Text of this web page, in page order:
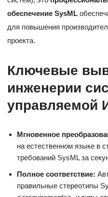
обеспечение SysML
для повышения
проекта.
Ключевые
инженерии
управляемой
Мгновенное
на естественном языке в
требований SysML за
Полное соответствие:
правильные стереотипы